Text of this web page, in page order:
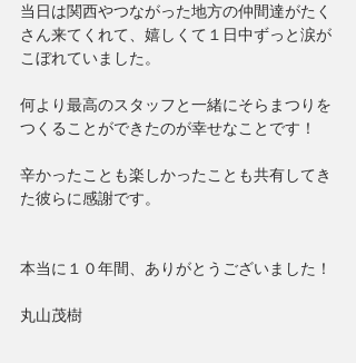
当日は関西やつながった地方の仲間達がたく
さん来てくれて、嬉しくて１日中ずっと涙が
こぼれていました。
何より最高のスタッフと一緒にそらまつりを
つくることができたのが幸せなことです！
辛かったことも楽しかったことも共有してき
た彼らに感謝です。
本当に１０年間、ありがとうございました！
丸山茂樹